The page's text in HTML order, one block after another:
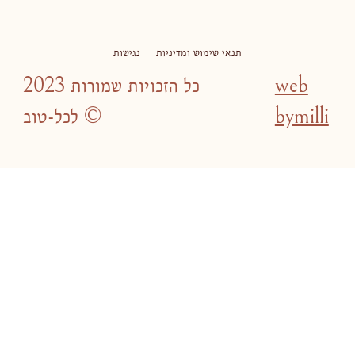
תנאי שימוש ומדיניות נגישות
2023 כל הזכויות שמורות
לכל-טוב ©
web
bymilli